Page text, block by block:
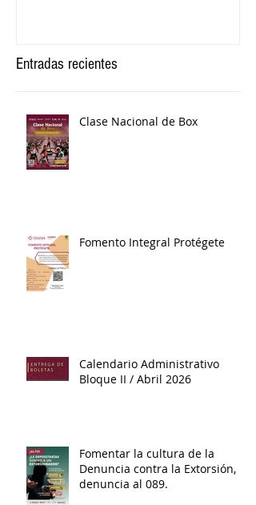
Entradas recientes
Clase Nacional de Box
Fomento Integral Protégete
Calendario Administrativo
Bloque II / Abril 2026
Fomentar la cultura de la
Denuncia contra la Extorsión,
denuncia al 089.